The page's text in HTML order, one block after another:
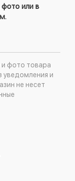
фото или в
и фото товара
уведомления и
не несет